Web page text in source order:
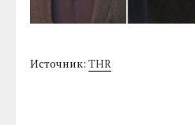
Источник:THR